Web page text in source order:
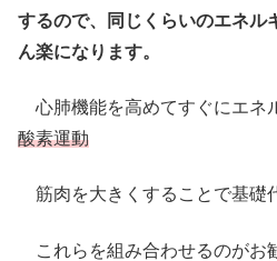
するので、同じくらいのエネル
ん楽になります。
心肺機能を高めてすぐにエネ
酸素運動
筋肉を大きくすることで基礎
これらを組み合わせるのがお